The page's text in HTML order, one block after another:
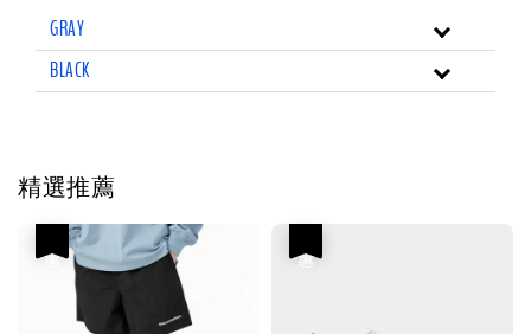
GRAY
BLACK
精選推薦